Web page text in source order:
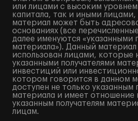
или лицами с высоким
капитала, так и иными
материал может быть
основаниях (все
далее именуются «указанными
материала»). Данный
использован лицами, которые
указанными получателями
инвестиций или
котором говорится в данном
доступен не только указанным
материала и имеет отношение
указанным получателям
лицам.